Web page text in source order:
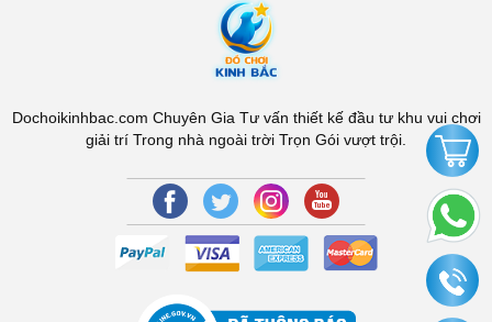
Dochoikinhbac.com Chuyên Gia Tư vấn thiết kế đầu tư khu vui chơi
giải trí Trong nhà ngoài trời Trọn Gói vượt trội.